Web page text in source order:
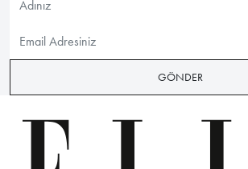
GÖNDER